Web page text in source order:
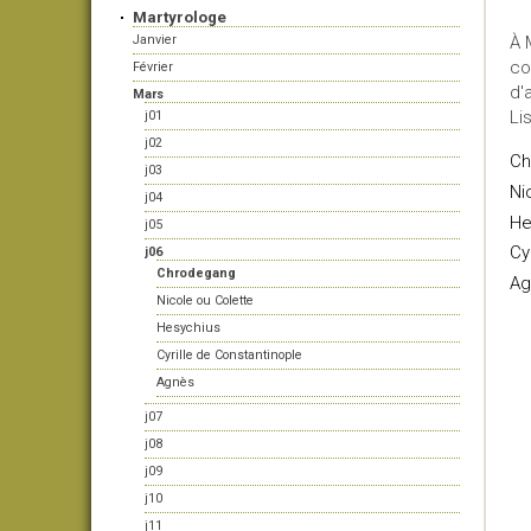
Martyrologe
Janvier
Février
Mars
j01
j02
j03
j04
j05
j06
Chrodegang
Nicole ou Colette
Hesychius
Cyrille de Constantinople
Agnès
j07
j08
j09
j10
j11
À